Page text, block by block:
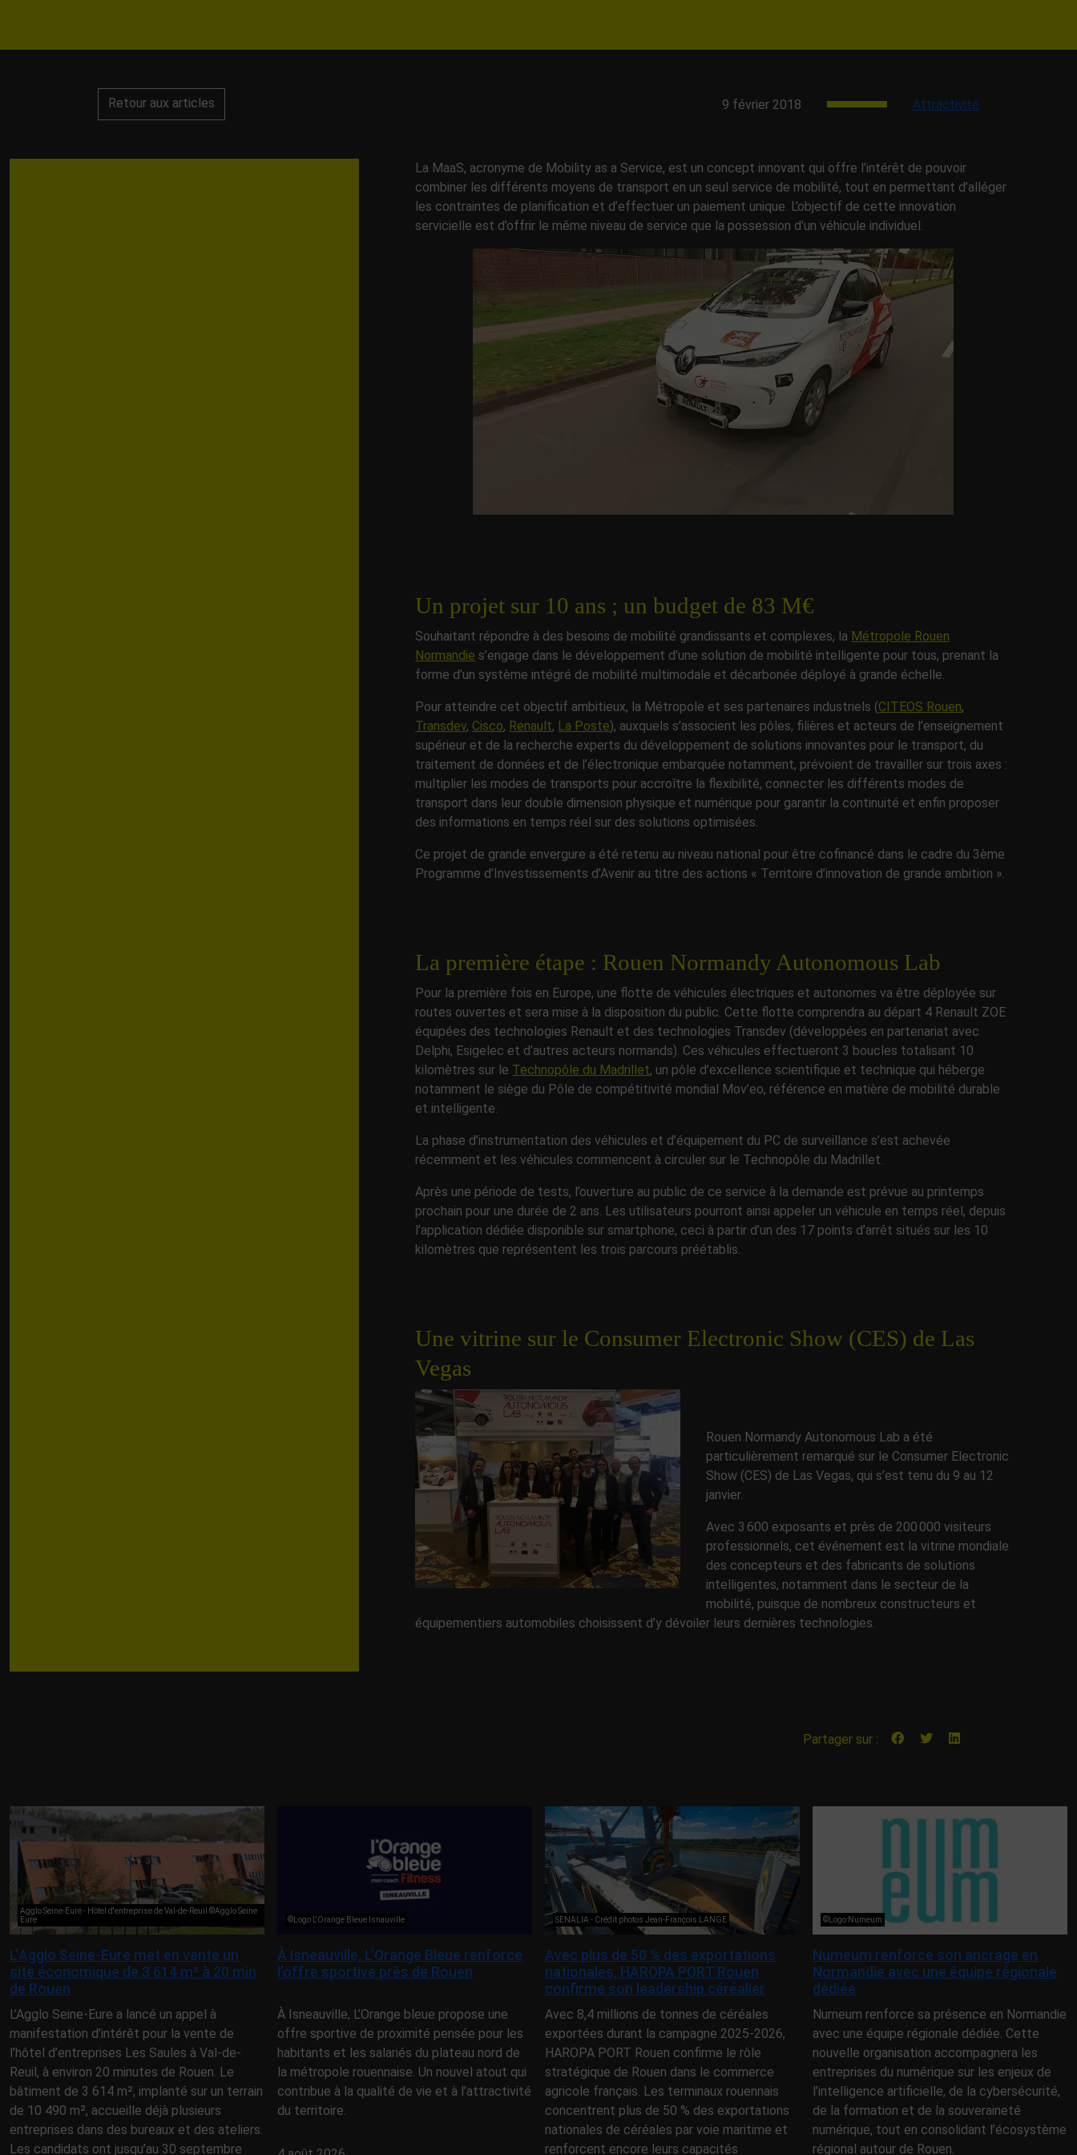
Retour aux articles 9 février 2018 Attractivité
La MaaS, acronyme de Mobility as a Service, est un concept innovant qui offre l’intérêt de pouvoir
combiner les différents moyens de transport en un seul service de mobilité, tout en permettant d’alléger
les contraintes de planification et d’effectuer un paiement unique. L’objectif de cette innovation
servicielle est d’offrir le même niveau de service que la possession d’un véhicule individuel.
Un projet sur 10 ans ; un budget de 83 M€
Souhaitant répondre à des besoins de mobilité grandissants et complexes, la Métropole Rouen
Normandie s’engage dans le développement d’une solution de mobilité intelligente pour tous, prenant la
forme d’un système intégré de mobilité multimodale et décarbonée déployé à grande échelle.
Pour atteindre cet objectif ambitieux, la Métropole et ses partenaires industriels (CITEOS Rouen,
Transdev, Cisco, Renault, La Poste), auxquels s’associent les pôles, filières et acteurs de l’enseignement
supérieur et de la recherche experts du développement de solutions innovantes pour le transport, du
traitement de données et de l’électronique embarquée notamment, prévoient de travailler sur trois axes :
multiplier les modes de transports pour accroître la flexibilité, connecter les différents modes de
transport dans leur double dimension physique et numérique pour garantir la continuité et enfin proposer
des informations en temps réel sur des solutions optimisées.
Ce projet de grande envergure a été retenu au niveau national pour être cofinancé dans le cadre du 3ème
Programme d’Investissements d’Avenir au titre des actions « Territoire d’innovation de grande ambition ».
La première étape : Rouen Normandy Autonomous Lab
Pour la première fois en Europe, une flotte de véhicules électriques et autonomes va être déployée sur
routes ouvertes et sera mise à la disposition du public. Cette flotte comprendra au départ 4 Renault ZOE
équipées des technologies Renault et des technologies Transdev (développées en partenariat avec
Delphi, Esigelec et d’autres acteurs normands). Ces véhicules effectueront 3 boucles totalisant 10
kilomètres sur le Technopôle du Madrillet, un pôle d’excellence scientifique et technique qui héberge
notamment le siège du Pôle de compétitivité mondial Mov’eo, référence en matière de mobilité durable
et intelligente.
La phase d’instrumentation des véhicules et d’équipement du PC de surveillance s’est achevée
récemment et les véhicules commencent à circuler sur le Technopôle du Madrillet.
Après une période de tests, l’ouverture au public de ce service à la demande est prévue au printemps
prochain pour une durée de 2 ans. Les utilisateurs pourront ainsi appeler un véhicule en temps réel, depuis
l’application dédiée disponible sur smartphone, ceci à partir d’un des 17 points d’arrêt situés sur les 10
kilomètres que représentent les trois parcours préétablis.
Une vitrine sur le Consumer Electronic Show (CES) de Las
Vegas
Rouen Normandy Autonomous Lab a été
particulièrement remarqué sur le Consumer Electronic
Show (CES) de Las Vegas, qui s’est tenu du 9 au 12
janvier.
Avec 3 600 exposants et près de 200 000 visiteurs
professionnels, cet événement est la vitrine mondiale
des concepteurs et des fabricants de solutions
intelligentes, notamment dans le secteur de la
mobilité, puisque de nombreux constructeurs et
équipementiers automobiles choisissent d’y dévoiler leurs dernières technologies.
Partager sur :
Agglo Seine-Eure - Hôtel d'entreprise de Val-de-Reuil ©Agglo Seine
Eure
L’Agglo Seine-Eure met en vente un
site économique de 3 614 m² à 20 min
de Rouen
L’Agglo Seine-Eure a lancé un appel à
manifestation d’intérêt pour la vente de
l’hôtel d’entreprises Les Saules à Val-de-
Reuil, à environ 20 minutes de Rouen. Le
bâtiment de 3 614 m², implanté sur un terrain
de 10 490 m², accueille déjà plusieurs
entreprises dans des bureaux et des ateliers.
Les candidats ont jusqu’au 30 septembre
©Logo L'Orange Bleue Isnauville
À Isneauville, L’Orange Bleue renforce
l’offre sportive près de Rouen
À Isneauville, L’Orange bleue propose une
offre sportive de proximité pensée pour les
habitants et les salariés du plateau nord de
la métropole rouennaise. Un nouvel atout qui
contribue à la qualité de vie et à l’attractivité
du territoire.
SENALIA - Crédit photos Jean-François LANGE
Avec plus de 50 % des exportations
nationales, HAROPA PORT Rouen
confirme son leadership céréalier
Avec 8,4 millions de tonnes de céréales
exportées durant la campagne 2025-2026,
HAROPA PORT Rouen confirme le rôle
stratégique de Rouen dans le commerce
agricole français. Les terminaux rouennais
concentrent plus de 50 % des exportations
nationales de céréales par voie maritime et
renforcent encore leurs capacités
©Logo Numeum
Numeum renforce son ancrage en
Normandie avec une équipe régionale
dédiée
Numeum renforce sa présence en Normandie
avec une équipe régionale dédiée. Cette
nouvelle organisation accompagnera les
entreprises du numérique sur les enjeux de
l’intelligence artificielle, de la cybersécurité,
de la formation et de la souveraineté
numérique, tout en consolidant l’écosystème
régional autour de Rouen.